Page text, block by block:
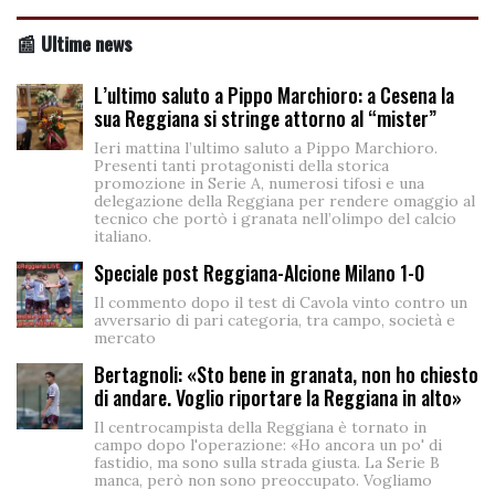
📰 Ultime news
L’ultimo saluto a Pippo Marchioro: a Cesena la
sua Reggiana si stringe attorno al “mister”
Ieri mattina l’ultimo saluto a Pippo Marchioro.
Presenti tanti protagonisti della storica
promozione in Serie A, numerosi tifosi e una
delegazione della Reggiana per rendere omaggio al
tecnico che portò i granata nell’olimpo del calcio
italiano.
Speciale post Reggiana-Alcione Milano 1-0
Il commento dopo il test di Cavola vinto contro un
avversario di pari categoria, tra campo, società e
mercato
Bertagnoli: «Sto bene in granata, non ho chiesto
di andare. Voglio riportare la Reggiana in alto»
Il centrocampista della Reggiana è tornato in
campo dopo l'operazione: «Ho ancora un po' di
fastidio, ma sono sulla strada giusta. La Serie B
manca, però non sono preoccupato. Vogliamo